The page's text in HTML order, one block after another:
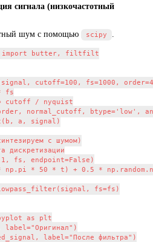
сигнала (низкочастотный
шум с помощью
scipy
import butter, filtfilt
cutoff=100, fs=1000,
fs
cutoff / nyquist
normal_cutoff, btype='low',
a, signal)
с шумом)
дискретизации
fs, endpoint=False)
* 50 * t) + 0.5 *
fs=fs)
as plt
label="После фильтра")